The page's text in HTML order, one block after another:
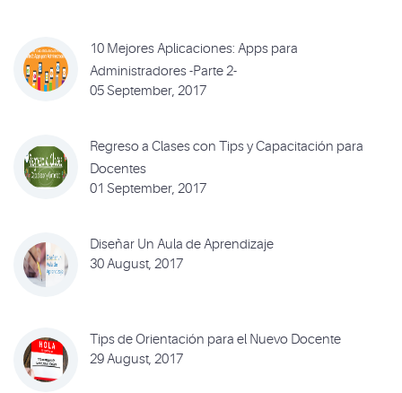
10 Mejores Aplicaciones: Apps para
Administradores -Parte 2-
05 September, 2017
Regreso a Clases con Tips y Capacitación para
Docentes
01 September, 2017
Diseñar Un Aula de Aprendizaje
30 August, 2017
Tips de Orientación para el Nuevo Docente
29 August, 2017